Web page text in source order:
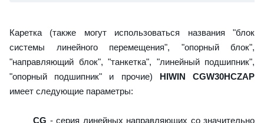
Каретка (также могут использоваться названия "блок
системы линейного перемещения", "опорный блок",
"направляющий блок", "танкетка", "линейный подшипник",
"опорный подшипник" и прочие) HIWIN CGW30HCZAP
имеет следующие параметры:
CG - серия линейных направляющих со значительно